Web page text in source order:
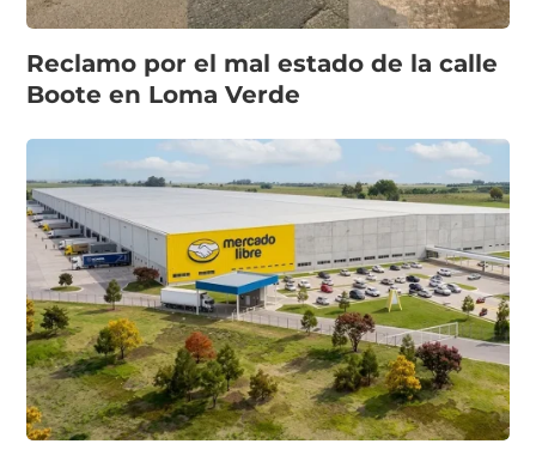
Reclamo por el mal estado de la calle
Boote en Loma Verde